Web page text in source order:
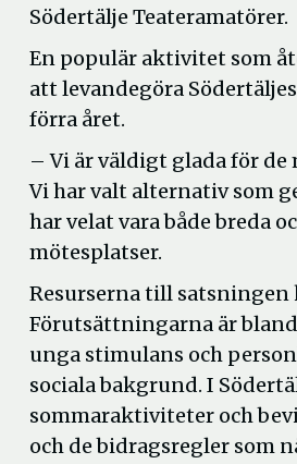
Södertälje Teateramatörer.
En populär aktivitet som
att levandegöra
förra året.
– Vi är väldigt glada för de
Vi har valt alternativ som
har velat vara både breda
mötesplatser.
Resurserna till
Förutsättningarna är
unga stimulans och
sociala bakgrund. I
sommaraktiviteter och
och de bidragsregler som